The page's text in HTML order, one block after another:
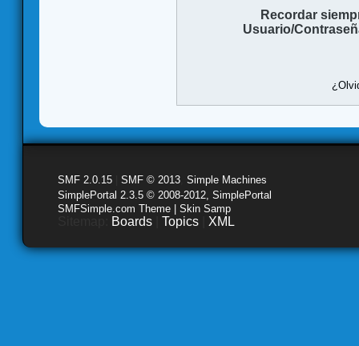
Recordar
Usuario/
SMF 2.0.15 SMF © 2013 Simple Machines
SimplePortal 2.3.5 © 2008-2012, SimplePortal
SMFSimple.com Theme | Skin Samp
Boards Topics XML